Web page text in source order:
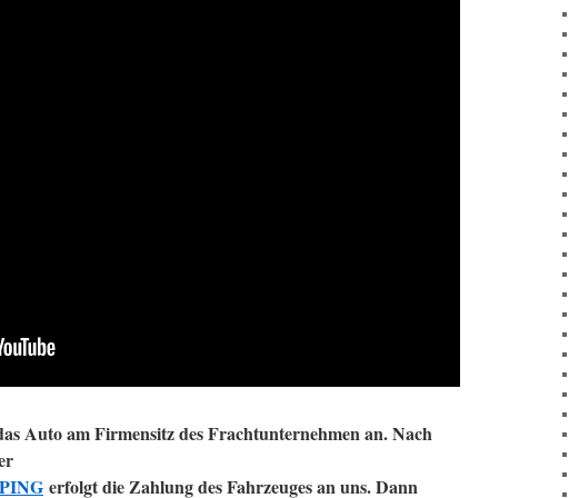
Auto am Firmensitz des Frachtunternehmen an. Nach
erfolgt die Zahlung des Fahrzeuges an uns. Dann